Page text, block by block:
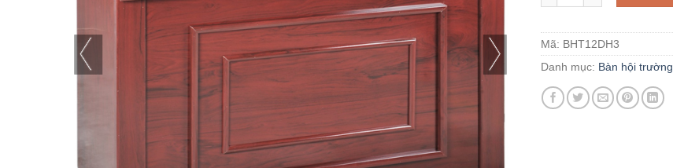
Mã: BHT12DH3
Danh mục: Bàn hội trường